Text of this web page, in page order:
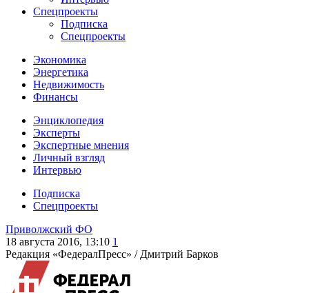
Спецпроекты
Подписка
Спецпроекты
Экономика
Энергетика
Недвижимость
Финансы
Энциклопедия
Эксперты
Экспертные мнения
Личный взгляд
Интервью
Подписка
Спецпроекты
Приволжский ФО
18 августа 2016, 13:10 1
Редакция «ФедералПресс» / Дмитрий Барков